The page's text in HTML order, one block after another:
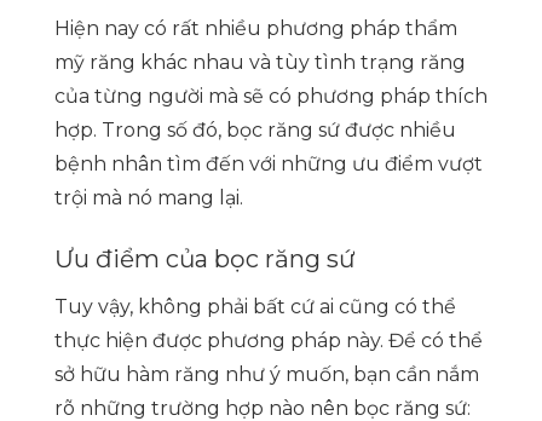
Hiện nay có rất nhiều phương pháp thẩm
mỹ răng khác nhau và tùy tình trạng răng
của từng người mà sẽ có phương pháp thích
hợp. Trong số đó, bọc răng sứ được nhiều
bệnh nhân tìm đến với những ưu điểm vượt
trội mà nó mang lại.
Ưu điểm của bọc răng sứ
Tuy vậy, không phải bất cứ ai cũng có thể
thực hiện được phương pháp này. Để có thể
sở hữu hàm răng như ý muốn, bạn cần nắm
rõ những trường hợp nào nên bọc răng sứ: